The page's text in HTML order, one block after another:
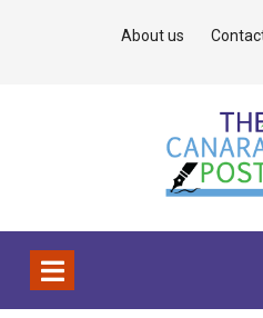
About us